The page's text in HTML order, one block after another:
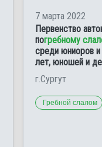
7 марта 2022
Первенство
погребному
среди юниоров
лет, юношей и
г.Сургут
Гребной слалом